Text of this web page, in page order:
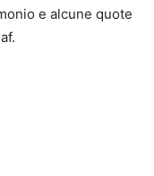
e alcune quote